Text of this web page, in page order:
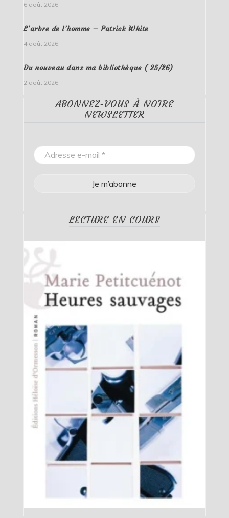
6 août 2026
L’arbre de l’homme – Patrick White
4 août 2026
Du nouveau dans ma bibliothèque ( 25/26)
2 août 2026
ABONNEZ-VOUS À NOTRE
NEWSLETTER
LECTURE EN COURS